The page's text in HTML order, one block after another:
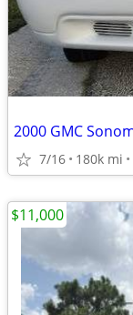
7/16 180k mi
$11,000